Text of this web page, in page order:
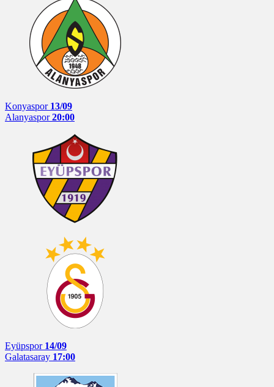
Konyaspor 13/09
Alanyaspor20:00
Eyüpspor 14/09
Galatasaray 17:00